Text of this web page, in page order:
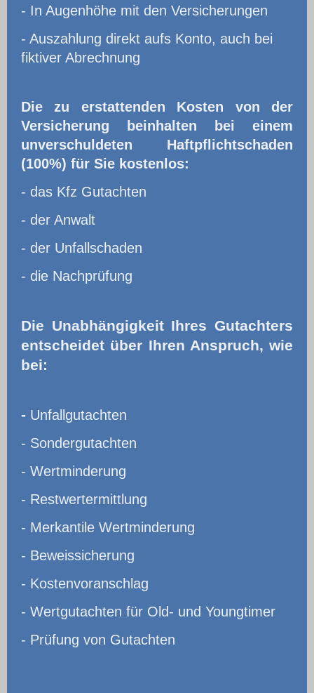
- In Augenhöhe mit den Versicherungen
- Auszahlung direkt aufs Konto, auch bei
fiktiver Abrechnung
Die zu erstattenden Kosten von der
Versicherung beinhalten bei einem
unverschuldeten Haftpflichtschaden
(100%) für Sie kostenlos:
- das Kfz Gutachten
- der Anwalt
- der Unfallschaden
- die Nachprüfung
Die Unabhängigkeit Ihres Gutachters
entscheidet über Ihren Anspruch, wie
bei:
- Unfallgutachten
- Sondergutachten
- Wertminderung
- Restwertermittlung
- Merkantile Wertminderung
- Beweissicherung
- Kostenvoranschlag
- Wertgutachten für Old- und Youngtimer
- Prüfung von Gutachten